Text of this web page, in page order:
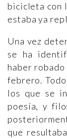
bicicleta con
estaba ya
Una vez
se ha
haber
febrero.
los que se
poesía, y
que